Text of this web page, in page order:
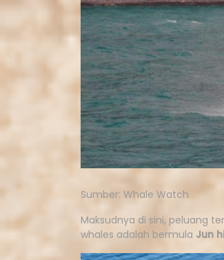
Sumber: Whale Watch
Maksudnya di sini, peluang
whales adalah bermula Jun